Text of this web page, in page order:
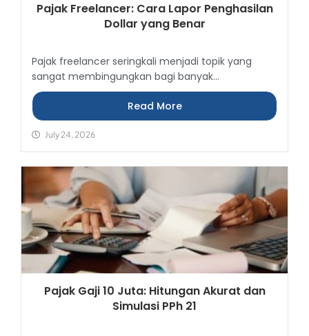
Pajak Freelancer: Cara Lapor Penghasilan
Dollar yang Benar
Pajak freelancer seringkali menjadi topik yang
sangat membingungkan bagi banyak...
Read More
July 24, 2026
Pajak Gaji 10 Juta: Hitungan Akurat dan
Simulasi PPh 21